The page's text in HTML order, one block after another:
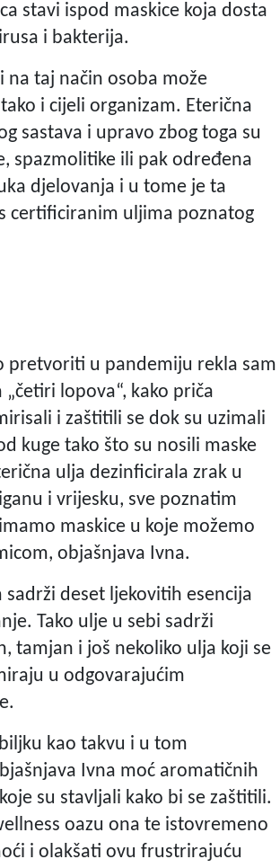
stavi ispod maskice koja dosta
i bakterija.
na taj način osoba može
i cijeli organizam. Eterična
sastava i upravo zbog toga su
spazmolitike ili pak određena
djelovanja i u tome je ta
certificiranim uljima poznatog
pretvoriti u pandemiju rekla sam
lopova“, kako priča
i zaštitili se dok su uzimali
kuge tako što su nosili maske
ulja dezinficirala zrak u
i vrijesku, sve poznatim
maskice u koje možemo
objašnjava Ivna.
deset ljekovitih esencija
Tako ulje u sebi sadrži
tamjan i još nekoliko ulja koji se
u odgovarajućim
kao takvu i u tom
Ivna moć aromatičnih
su stavljali kako bi se zaštitili.
oazu ona te istovremeno
i olakšati ovu frustrirajuću